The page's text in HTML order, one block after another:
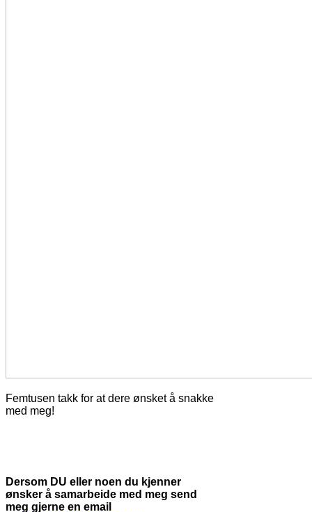
Femtusen takk for at dere ønsket å snakke
med meg!
Dersom DU eller noen du kjenner
ønsker å samarbeide med meg send
meg gjerne en email